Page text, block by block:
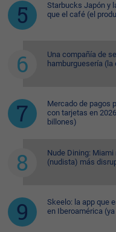
Starbucks Japón y
que el café (el
Una compañía de
hamburguesería
Mercado de pagos
con tarjetas en
billones)
Nude Dining:
(nudista) más
Skeelo: la app que
en Iberoamérica